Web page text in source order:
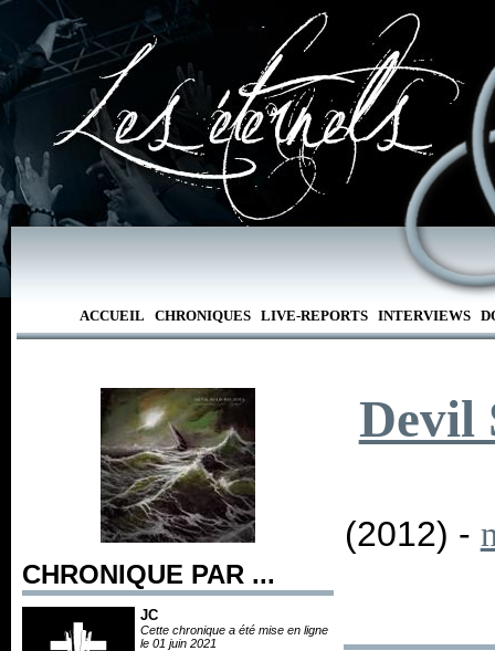
ACCUEIL CHRONIQUES LIVE-REPORTS INTERVIEWS
CHRONIQUE PAR ...
JC
Cette chronique a été mise en ligne
le 01 juin 2021
Devil
(2012) -